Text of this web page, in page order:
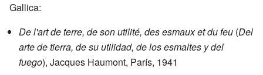
Gallica:
De l'art de terre, de son utilité, des esmaux et du feu (Del
arte de tierra, de su utilidad, de los esmaltes y del
fuego), Jacques Haumont, París, 1941